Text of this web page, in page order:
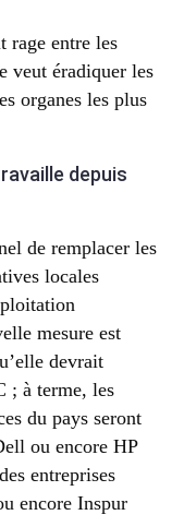
rage entre les
veut éradiquer les
organes les plus
depuis
de remplacer les
locales
mesure est
devrait
; à terme, les
du pays seront
ou encore HP
entreprises
encore Inspur